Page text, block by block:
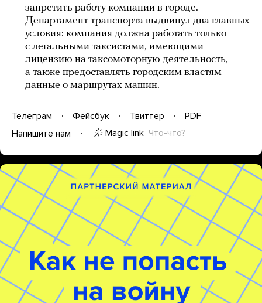
запретить работу компании в городе.
Департамент транспорта выдвинул два главных
условия: компания должна работать только
с легальными таксистами, имеющими
лицензию на таксомоторную деятельность,
а также предоставлять городским властям
данные о маршрутах машин.
Телеграм Фейсбук Твиттер
PDF
Напишите нам
Magic link Что-что?